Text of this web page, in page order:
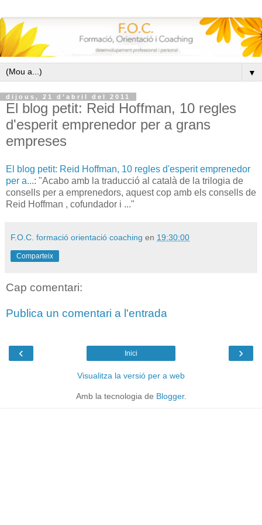
▼
dijous, 21 d’abril del 2011
El blog petit: Reid Hoffman, 10 regles
d'esperit emprenedor per a grans
empreses
El blog petit: Reid Hoffman, 10 regles d'esperit emprenedor
per a...: "Acabo amb la traducció al català de la trilogia de
consells per a emprenedors, aquest cop amb els consells de
Reid Hoffman , cofundador i ..."
F.O.C. formació orientació coaching en 19:30:00
Comparteix
Cap comentari:
Publica un comentari a l'entrada
‹ ›
Inici
Visualitza la versió per a web
Amb la tecnologia de Blogger.